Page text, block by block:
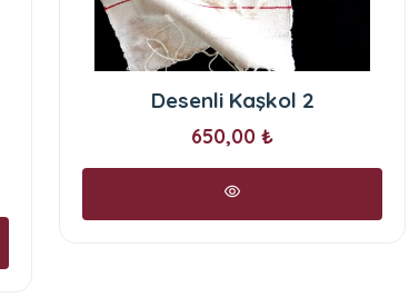
Desenli Kaşkol 2
650,00 ₺